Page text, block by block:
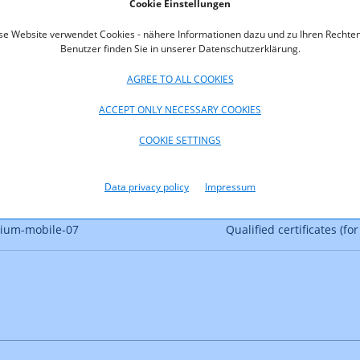
Cookie Einstellungen
Website verwendet Cookies - nähere Informationen dazu und zu Ihren
Benutzer finden Sie in unserer Datenschutzerklärung.
AGREE TO ALL COOKIES
ACCEPT ONLY NECESSARY COOKIES
COOKIE SETTINGS
Data privacy policy Impressum